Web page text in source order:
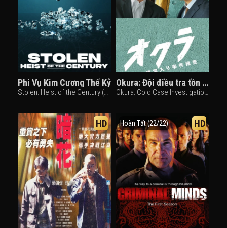
Phi Vụ Kim Cương Thế Kỷ
Stolen: Heist of the Century (2025)
Okura: Đội điều tra tồn án
Okura: Cold Case Investigation (2024)
HD Hoàn Tất (22/22) HD